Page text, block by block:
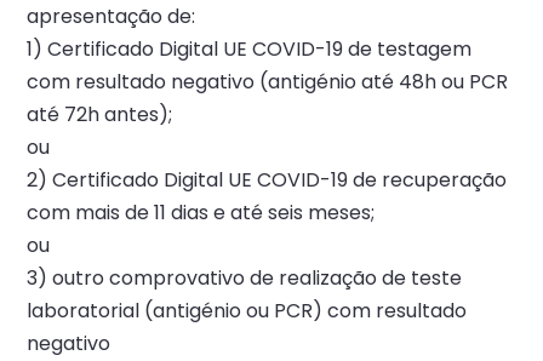
apresentação de:
1) Certificado Digital UE COVID-19 de testagem
com resultado negativo (antigénio até 48h ou PCR
até 72h antes);
ou
2) Certificado Digital UE COVID-19 de recuperação
com mais de 11 dias e até seis meses;
ou
3) outro comprovativo de realização de teste
laboratorial (antigénio ou PCR) com resultado
negativo